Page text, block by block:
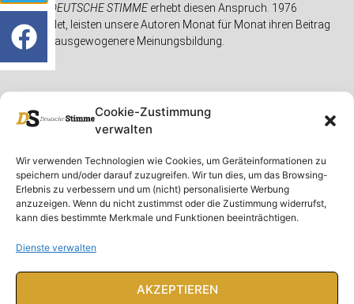
Cookie-Zustimmung
verwalten
Wir verwenden Technologien wie Cookies, um Geräteinformationen zu
speichern und/oder darauf zuzugreifen. Wir tun dies, um das Browsing-
Erlebnis zu verbessern und um (nicht) personalisierte Werbung
anzuzeigen. Wenn du nicht zustimmst oder die Zustimmung widerrufst,
kann dies bestimmte Merkmale und Funktionen beeinträchtigen.
Dienste verwalten
AKZEPTIEREN
ist. Die
DEUTSCHE STIMMEerhebt diesen Anspruch. 1976
gegründet, leisten unsere Autoren Monat für Monat ihren Beitrag
für eine ausgewogenere Meinungsbildung.
Unser Magazin
Spenden
Ausgaben
Abonnieren
Rubriken
Deutschland
Ausland
Feuilleton
Rechtliches
Rechtliche Hinweise
Impressum
Datenschutzerklärung